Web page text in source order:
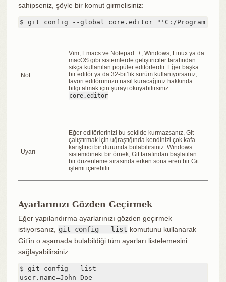
sahipseniz, şöyle bir komut girmelisiniz:
$ git config --global core.editor "'C:/Program
Not
Vim, Emacs ve Notepad++, Windows, Linux ya da
macOS gibi sistemlerde geliştiriciler tarafından
sıkça kullanılan popüler editörlerdir. Eğer başka
bir editör ya da 32-bit’lik sürüm kullanıyorsanız,
favori editörünüzü nasıl kuracağınız hakkında
bilgi almak için şurayı okuyabilirsiniz:
core.editor
Uyarı
Eğer editörlerinizi bu şekilde kurmazsanız, Git
çalıştırmak için uğraştığında kendinizi çok kafa
karıştırıcı bir durumda bulabilirsiniz. Windows
sistemdineki bir örnek, Git tarafından başlatılan
bir düzenleme sırasında erken sona eren bir Git
işlemi içerebilir.
Ayarlarınızı Gözden Geçirmek
Eğer yapılandırma ayarlarınızı gözden geçirmek
istiyorsanız,
git config --list komutunu kullanarak
Git’in o aşamada bulabildiği tüm ayarları listelemesini
sağlayabilirsiniz.
$ git config --list
user.name=John Doe